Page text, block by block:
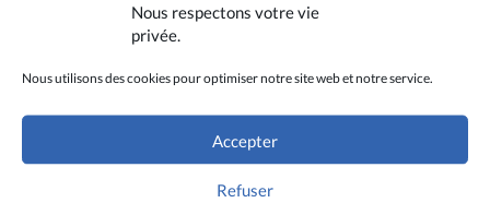
Nous respectons votre vie
privée.
Nous utilisons des cookies pour optimiser notre site web et notre service.
Accepter
Refuser